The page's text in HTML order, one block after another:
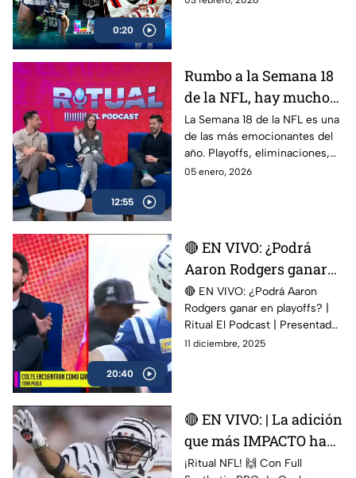
0:20
12:55
Rumbo a la Semana 18
de la NFL, hay mucho
en juego | ¿Patriots y
Seahawks favoritos?
La Semana 18 de la NFL es una
de las más emocionantes del
año. Playoffs, eliminaciones,
orgullo y futuro están en juego,
05 enero, 2026
20:40
🔴 EN VIVO: ¿Podrá
Aaron Rodgers ganar
en playoffs? | Ritual El
Podcast | Presentado
por Quaker State
🔴 EN VIVO: ¿Podrá Aaron
Rodgers ganar en playoffs? |
Ritual El Podcast | Presentado
por Quaker State l #RitualNFL
11 diciembre, 2025
🔴 EN VIVO: | La adición
que más IMPACTO ha
tenido | Ritual El
¡Ritual NFL! 🙌 Con Full